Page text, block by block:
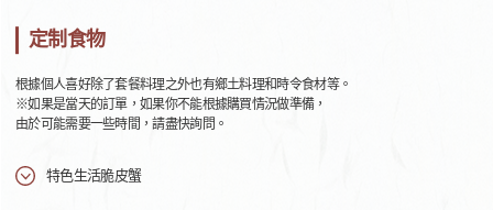
定制食物
根據個人喜好除了套餐料理之外也有鄉土料理和時令食材等。
※如果是當天的訂單，如果你不能根據購買情況做準備，
由於可能需要一些時間，請盡快詢問。
特色生活脆皮蟹